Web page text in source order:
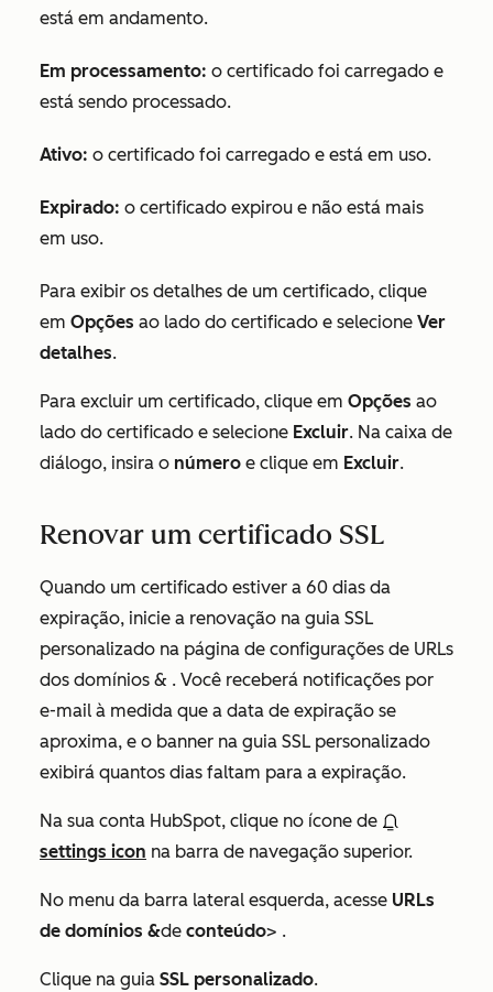
está em andamento.
Em processamento: o certificado foi carregado e
está sendo processado.
Ativo: o certificado foi carregado e está em uso.
Expirado: o certificado expirou e não está mais
em uso.
Para exibir os detalhes de um certificado, clique
em Opções ao lado do certificado e selecione Ver
detalhes.
Para excluir um certificado, clique em Opções ao
lado do certificado e selecione Excluir. Na caixa de
diálogo, insira o número e clique em Excluir.
Renovar um certificado SSL
Quando um certificado estiver a 60 dias da
expiração, inicie a renovação na guia SSL
personalizado na página de configurações de URLs
dos domínios & . Você receberá notificações por
e-mail à medida que a data de expiração se
aproxima, e o banner na guia SSL personalizado
exibirá quantos dias faltam para a expiração.
Na sua conta HubSpot, clique no ícone de
settings icon na barra de navegação superior.
No menu da barra lateral esquerda, acesse URLs
de domínios &de conteúdo> .
Clique na guia SSL personalizado.